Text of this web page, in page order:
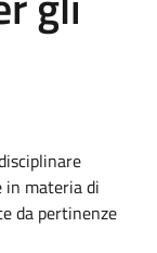
in materia di
da pertinenze